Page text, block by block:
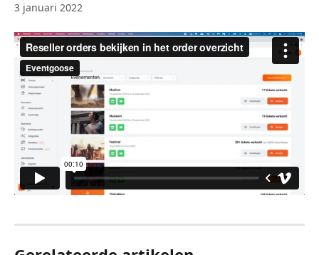
3 januari 2022